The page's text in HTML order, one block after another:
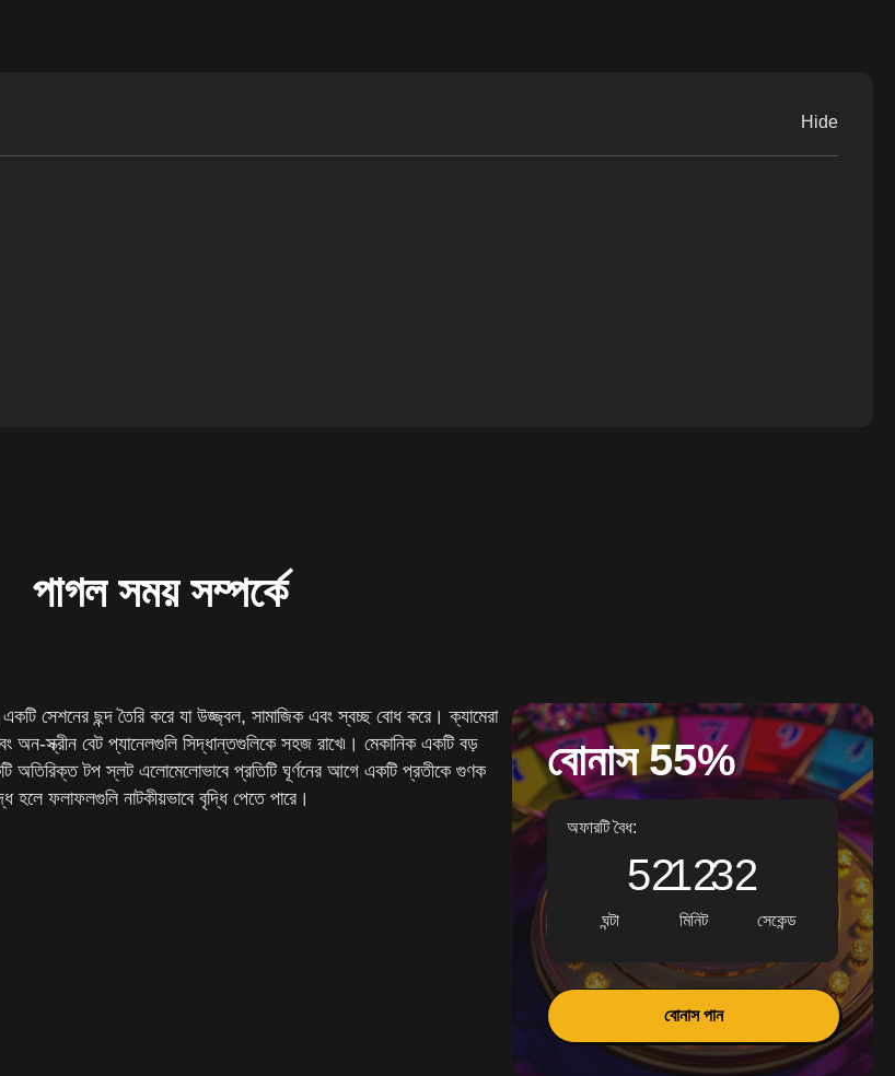
Hide
পাগল সময় সম্পর্কে
সেশনের ছন্দ তৈরি করে যা উজ্জ্বল, সামাজিক এবং স্বচ্ছ বোধ করে। ক্যামেরা
অন-স্ক্রীন বেট প্যানেলগুলি সিদ্ধান্তগুলিকে সহজ রাখে৷। মেকানিক একটি বড়
অতিরিক্ত টপ স্লট এলোমেলোভাবে প্রতিটি ঘূর্ণনের আগে একটি প্রতীকে গুণক
হলে ফলাফলগুলি নাটকীয়ভাবে বৃদ্ধি পেতে পারে।
বোনাস 55%
অফারটি বৈধ:
521230
ঘন্টা মিনিট সেকেন্ড
বোনাস পান